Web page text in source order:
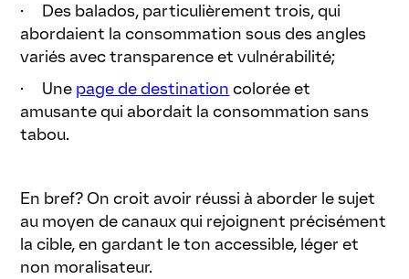
· Des balados, particulièrement trois, qui
abordaient la consommation sous des angles
variés avec transparence et vulnérabilité;
· Une page de destination colorée et
amusante qui abordait la consommation sans
tabou.
En bref? On croit avoir réussi à aborder le sujet
au moyen de canaux qui rejoignent précisément
la cible, en gardant le ton accessible, léger et
non moralisateur.